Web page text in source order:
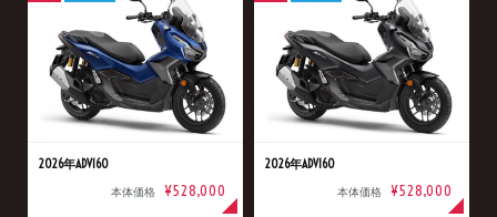
2026年ADV160
本体価格 ¥528,000
2026年ADV160
本体価格 ¥528,000